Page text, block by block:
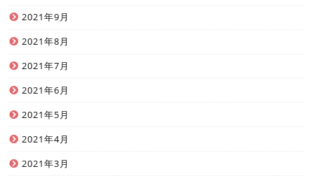
2021年9月
2021年8月
2021年7月
2021年6月
2021年5月
2021年4月
2021年3月